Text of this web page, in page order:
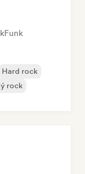
Funk
Hard rock
rock